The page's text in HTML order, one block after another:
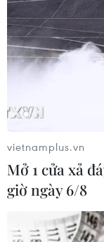
vietnamplus.vn
Mở 1 cửa xả
giờ ngày 6/8